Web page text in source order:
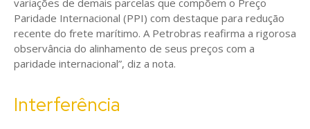
variações de demais parcelas que compõem o Preço
Paridade Internacional (PPI) com destaque para redução
recente do frete marítimo. A Petrobras reafirma a rigorosa
observância do alinhamento de seus preços com a
paridade internacional”, diz a nota.
Interferência